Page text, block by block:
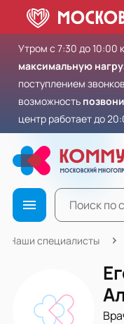
Утром с 7:30 до 10:00
максимальную
поступлением
возможность
центр работает до
Наши специалисты